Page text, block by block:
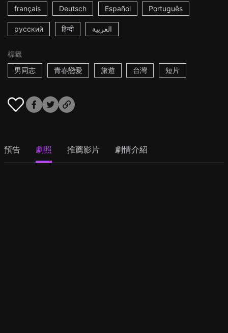
français Deutsch Español Português
русский हिन्दी العربية
標籤
男同志
青春戀愛 旅遊 台灣 短片
預告 劇照 推薦影片 劇情介紹